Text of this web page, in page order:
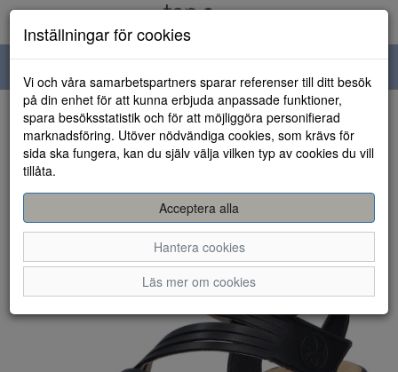
navigation
HEM
Inställningar för cookies
Vi och våra samarbetspartners sparar referenser till ditt besök
på din enhet för att kunna erbjuda anpassade funktioner,
spara besöksstatistik och för att möjliggöra personifierad
marknadsföring. Utöver nödvändiga cookies, som krävs för
sida ska fungera, kan du själv välja vilken typ av cookies du vill
tillåta.
Acceptera alla
Hantera cookies
Läs mer om cookies